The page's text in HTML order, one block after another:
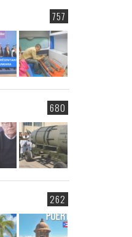
757
680
262